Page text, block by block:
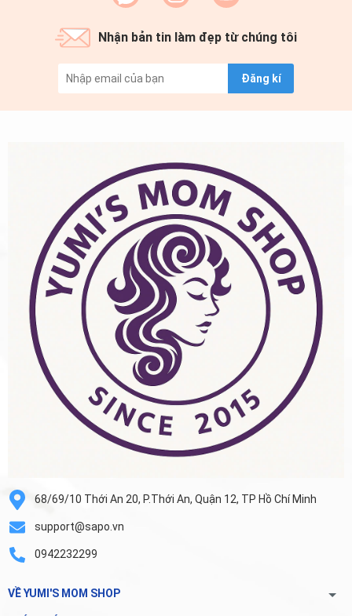
Nhận bản tin làm đẹp từ chúng tôi
Đăng kí
68/69/10 Thới An 20, P.Thới An, Quận 12, TP Hồ Chí Minh
support@sapo.vn
0942232299
VỀ YUMI'S MOM SHOP